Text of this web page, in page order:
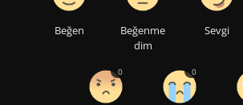
Beğen
Beğenme
dim
Sevgi
0 0